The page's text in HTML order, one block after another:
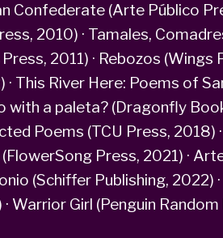
Confederate (Arte Público
2010) · Tamales,
2011) · Rebozos (Wings
· This River Here: Poems of
with a paleta? (Dragonfly
Poems (TCU Press, 2018)
Press, 2021) ·
(Schiffer Publishing, 2022)
Warrior Girl (Penguin